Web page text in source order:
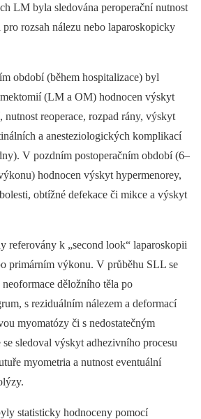
LM byla sledována peroperační nutnost
rozsah nálezu nebo laparoskopicky
období (během hospitalizace) byl
(LM a OM) hodnocen výskyt
reoperace, rozpad rány, výskyt
a anesteziologických komplikací
V pozdním postoperačním období (6–
hodnocen výskyt hypermenorey,
obtížné defekace či mikce a výskyt
referovány k „second look“ laparoskopii
primárním výkonu. V průběhu SLL se
děložního těla po
s reziduálním nálezem a deformací
myomatózy či s nedostatečným
sledoval výskyt adhezivního procesu
myometria a nutnost eventuální
statisticky hodnoceny pomocí